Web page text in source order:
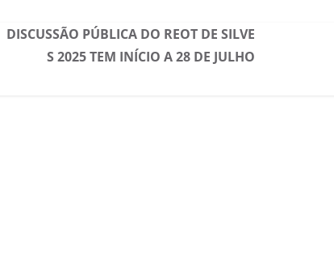
DISCUSSÃO PÚBLICA DO REOT DE SILVE
S 2025 TEM INÍCIO A 28 DE JULHO